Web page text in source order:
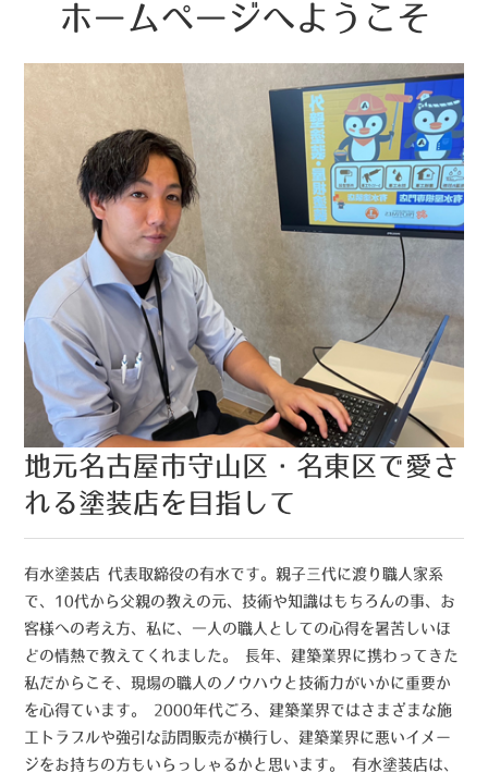
ホームページへようこそ
地元名古屋市守山区・名東区で愛さ
れる塗装店を目指して
有水塗装店 代表取締役の有水です。親子三代に渡り職人家系
で、10代から父親の教えの元、技術や知識はもちろんの事、お
客様への考え方、私に、一人の職人としての心得を暑苦しいほ
どの情熱で教えてくれました。 長年、建築業界に携わってきた
私だからこそ、現場の職人のノウハウと技術力がいかに重要か
を心得ています。 2000年代ごろ、建築業界ではさまざまな施
工トラブルや強引な訪問販売が横行し、建築業界に悪いイメー
ジをお持ちの方もいらっしゃるかと思います。 有水塗装店は、